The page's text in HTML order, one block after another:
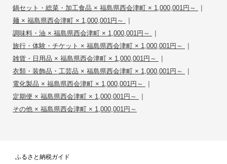
鍋セット・総菜・加工食品 × 福島県西会津町 × 1,000,001円～ |
麺 × 福島県西会津町 × 1,000,001円～ |
調味料・油 × 福島県西会津町 × 1,000,001円～ |
旅行・体験・チケット × 福島県西会津町 × 1,000,001円～ |
雑貨・日用品 × 福島県西会津町 × 1,000,001円～ |
衣類・装飾品・工芸品 × 福島県西会津町 × 1,000,001円～ |
電化製品 × 福島県西会津町 × 1,000,001円～ |
定期便 × 福島県西会津町 × 1,000,001円～ |
その他 × 福島県西会津町 × 1,000,001円～
ふるさと納税ガイド